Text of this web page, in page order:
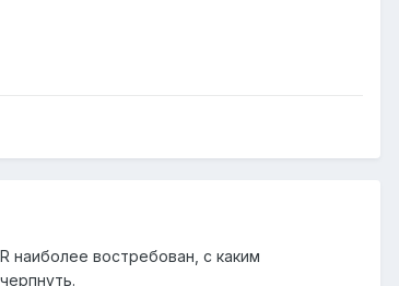
наиболее востребован, с каким